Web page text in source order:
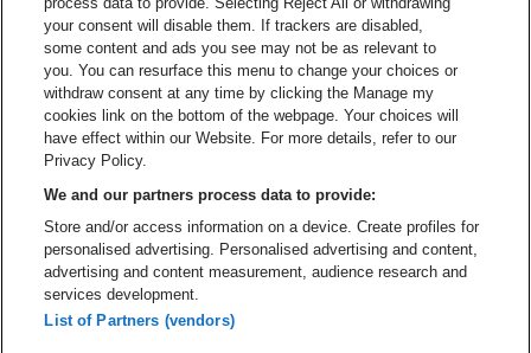
Visitez le site de Champagne Pommery
Visitez le site de Le
Visitez le site de Le logo Lillet en
Visitez le site
Lotto Arena fait partie debe•at
Lotto Arena
Schijnpoortweg 119, 2170 Anvers
Be-At Venues
Schijnpoortweg 119, 2170 Anvers
BTW (BE) 0461.051.688 - RPR Antwerpen
BNP Paribas Fortis - IBAN: BE93 2200 4925 0067 - BIC:
GEBABEBB
your consent will disable them. If trackers are disabled,
some content and ads you see may not be as relevant to
you. You can resurface this menu to change your choices or
withdraw consent at any time by clicking the Manage my
cookies link on the bottom of the webpage. Your choices will
have effect within our Website. For more details, refer to our
Privacy Policy.
We and our partners process data to provide:
Store and/or access information on a device. Create profiles for
personalised advertising. Personalised advertising and content,
advertising and content measurement, audience research and
services development.
List of Partners (vendors)